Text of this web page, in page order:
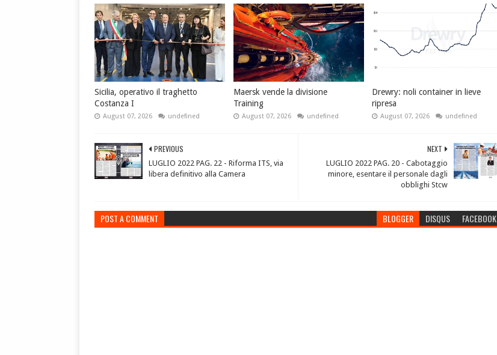
Sicilia, operativo il traghetto
Costanza I
August 07, 2026 undefined
Maersk vende la divisione
Training
August 07, 2026 undefined
Drewry: noli container in lieve
ripresa
August 07, 2026 undefined
NEXT
LUGLIO 2022 PAG. 20 - Cabotaggio
minore, esentare il personale dagli
obblighi Stcw
PREVIOUS
LUGLIO 2022 PAG. 22 - Riforma ITS, via
libera definitivo alla Camera
POST A COMMENT BLOGGER DISQUS FACEBOOK